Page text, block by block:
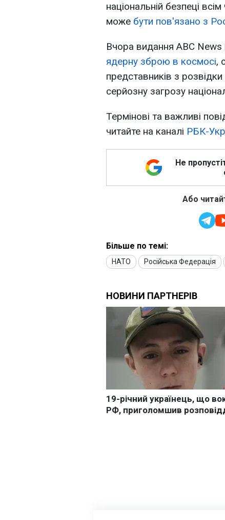
національній безпеці
може бути пов'язано з
Вчора видання ABC
ядерну зброю в космосі,
представників з
серйозну загрозу
Термінові та важливі
читайте на каналі РБК-
Не
Або
Більше по темі:
НАТО Російська Федерація